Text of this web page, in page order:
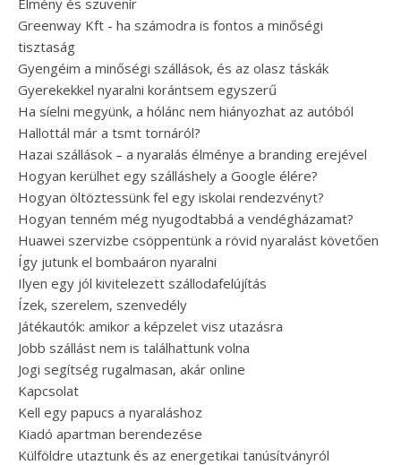
Élmény és szuvenír
Greenway Kft - ha számodra is fontos a minőségi
tisztaság
Gyengéim a minőségi szállások, és az olasz táskák
Gyerekekkel nyaralni korántsem egyszerű
Ha síelni megyünk, a hólánc nem hiányozhat az autóból
Hallottál már a tsmt tornáról?
Hazai szállások – a nyaralás élménye a branding erejével
Hogyan kerülhet egy szálláshely a Google élére?
Hogyan öltöztessünk fel egy iskolai rendezvényt?
Hogyan tenném még nyugodtabbá a vendégházamat?
Huawei szervizbe csöppentünk a rövid nyaralást követően
Így jutunk el bombaáron nyaralni
Ilyen egy jól kivitelezett szállodafelújítás
Ízek, szerelem, szenvedély
Játékautók: amikor a képzelet visz utazásra
Jobb szállást nem is találhattunk volna
Jogi segítség rugalmasan, akár online
Kapcsolat
Kell egy papucs a nyaraláshoz
Kiadó apartman berendezése
Külföldre utaztunk és az energetikai tanúsítványról